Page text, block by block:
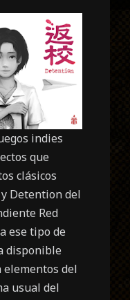
indies
que
clásicos
Detention del
Red
ese tipo de
disponible
elementos del
usual del